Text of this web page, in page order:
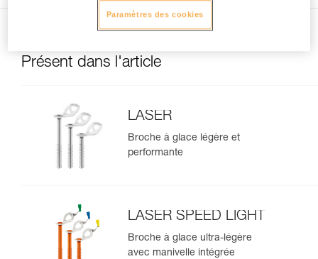
Présent dans l'article
LASER
Broche à glace légère et
performante
LASER SPEED LIGHT
Broche à glace ultra-légère
avec manivelle intégrée
Paramètres des cookies